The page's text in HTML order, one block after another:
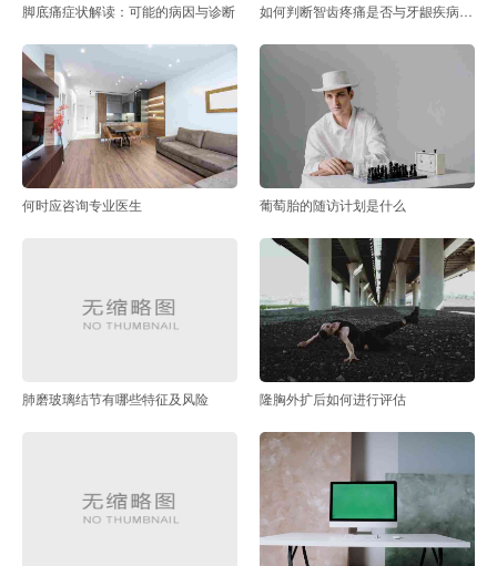
脚底痛症状解读：可能的病因与诊断 如何判断智齿疼痛是否与牙龈疾病有关
何时应咨询专业医生 葡萄胎的随访计划是什么
肺磨玻璃结节有哪些特征及风险 隆胸外扩后如何进行评估